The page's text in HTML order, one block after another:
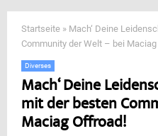
MENU
Startseite » Mach‘ Deine
Community der Welt – bei
Diverses
Mach‘ Deine
mit der besten
Maciag Offroad!